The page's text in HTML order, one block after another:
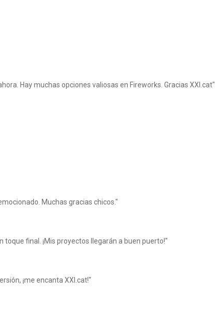
Hay muchas opciones valiosas en Fireworks. Gracias XXI.cat"
Muchas gracias chicos."
final. ¡Mis proyectos llegarán a buen puerto!"
¡me encanta XXI.cat!"